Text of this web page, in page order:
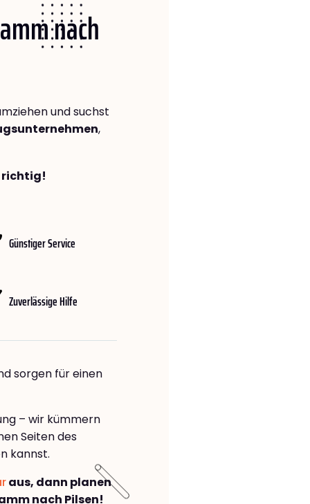
nach
und suchst
,
richtig!
Günstiger Service
Zuverlässige Hilfe
sorgen für einen
– wir kümmern
Seiten des
kannst.
aus, dann planen
nach Pilsen!